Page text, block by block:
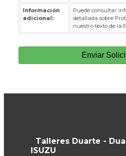
Información
adicional:
Puede consultar
detallada sobre
nuestro texto de la
Enviar
Talleres Duarte -
ISUZU